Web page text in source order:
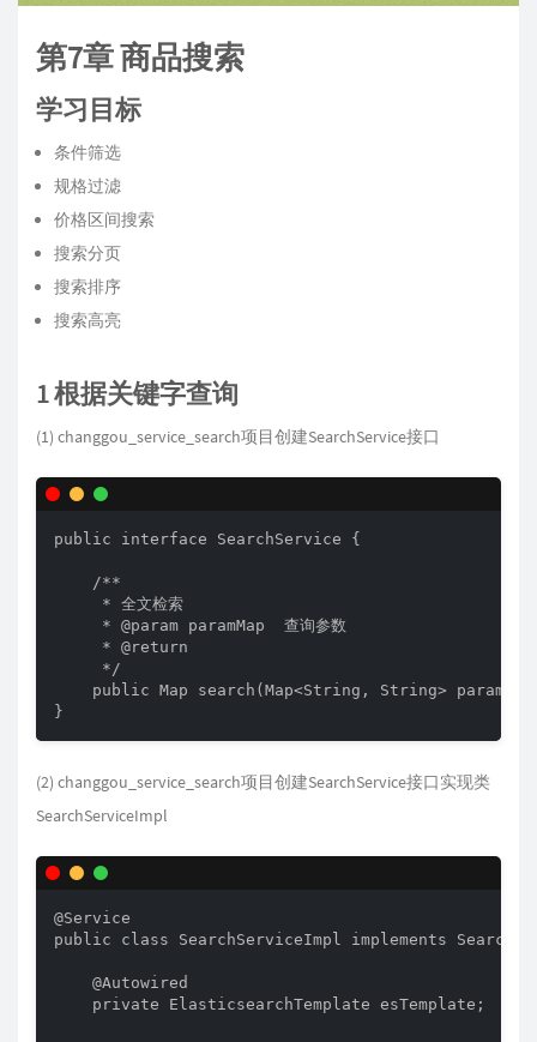
第7章 商品搜索
学习目标
条件筛选
规格过滤
价格区间搜索
搜索分页
搜索排序
搜索高亮
1 根据关键字查询
(1) changgou_service_search项目创建SearchService接口
public interface SearchService {
    /**
     * 全文检索
     * @param paramMap  查询参数
     * @return
     */
public Map search(Map<String, String>
}
(2) changgou_service_search项目创建SearchService接口实现类
SearchServiceImpl
@Service
public class SearchServiceImpl implements
    @Autowired
    private ElasticsearchTemplate esTemplate;